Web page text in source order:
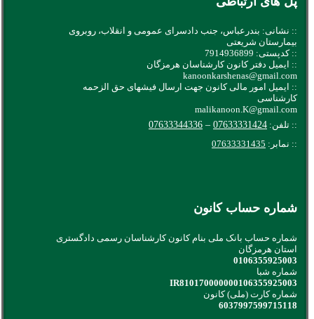
:: نشانی: بندرعباس، جنب دادسرای عمومی و انقلاب، روبروی
بیمارستان شریعتی
:: کدپستی: 7914936899
:: ایمیل دفتر کانون کارشناسان هرمزگان
kanoonkarshenas@gmail.com
:: ایمیل امور مالی کانون جهت ارسال فیشهای حق الزحمه
کارشناسی
malikanoon.K@gmail.com
:: تلفن: 07633331424
–
07633344336
:: نمابر: 07633331435
شماره حساب کانون
شماره حساب بانک ملی بنام کانون کارشناسان رسمی دادگستری
استان هرمزگان
0106355925003
شماره شبا
IR810170000000106355925003
شماره کارت (ملی) کانون
6037997599715118